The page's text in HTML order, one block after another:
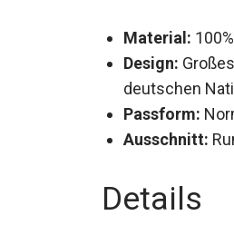
Material:
Design:
deutschen
Passform:
Ausschnitt:
Details